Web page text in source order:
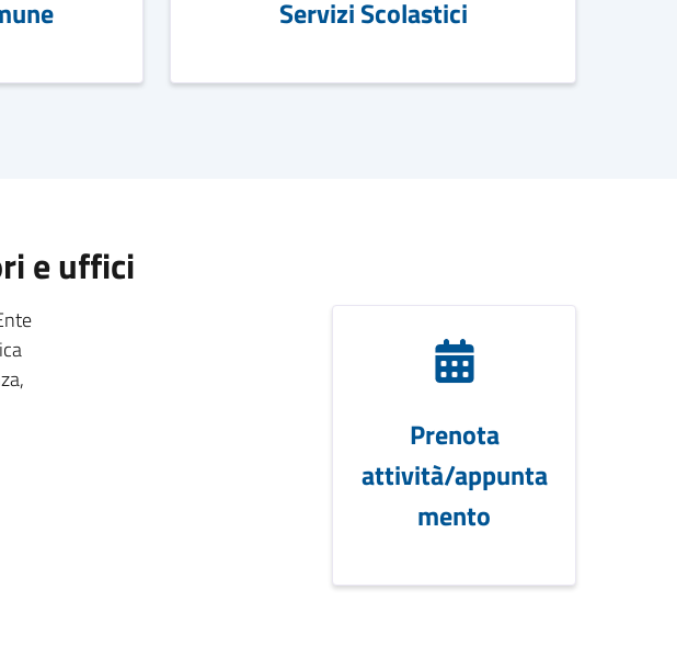
Servizi Scolastici
e uffici
Prenota
attività/appunta
mento